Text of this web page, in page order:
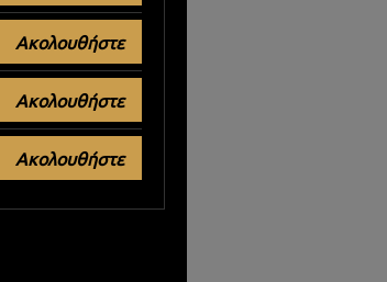
Ακολουθήστε
Ακολουθήστε
Ακολουθήστε